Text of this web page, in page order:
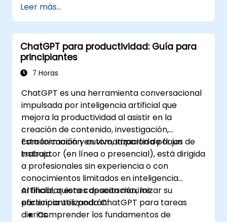
Leer más...
ChatGPT para productividad: Guía para
principiantes
7 Horas
ChatGPT es una herramienta conversacional
impulsada por inteligencia artificial que
mejora la productividad al asistir en la
creación de contenido, investigación,
comunicación y automatización de flujos de
trabajo.
Esta formación en vivo, impartida por un
instructor (en línea o presencial), está dirigida
a profesionales sin experiencia o con
conocimientos limitados en inteligencia
artificial, quienes desean maximizar su
eficiencia utilizando ChatGPT para tareas
diarias.
Al finalizar esta capacitación, los
participantes podrán:
Comprender los fundamentos de